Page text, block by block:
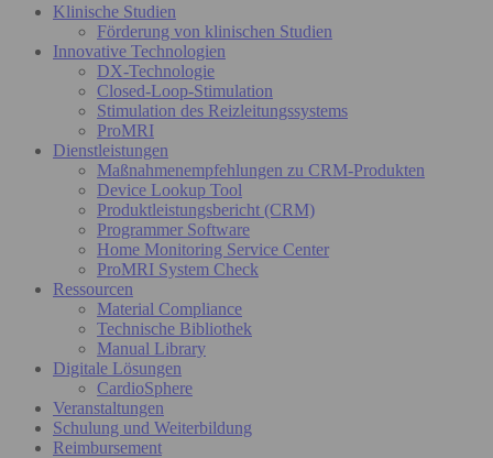
Klinische Studien
Förderung von klinischen Studien
Innovative Technologien
DX-Technologie
Closed-Loop-Stimulation
Stimulation des Reizleitungssystems
ProMRI
Dienstleistungen
Maßnahmenempfehlungen zu CRM-Produkten
Device Lookup Tool
Produktleistungsbericht (CRM)
Programmer Software
Home Monitoring Service Center
ProMRI System Check
Ressourcen
Material Compliance
Technische Bibliothek
Manual Library
Digitale Lösungen
CardioSphere
Veranstaltungen
Schulung und Weiterbildung
Reimbursement